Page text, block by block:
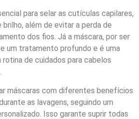
para selar as cutículas capilares,
além de evitar a perda de
dos fios. Já a máscara, por ser
um tratamento profundo e é uma
de cuidados para cabelos
máscaras com diferentes benefícios
as lavagens, seguindo um
Isso garante suprir todas